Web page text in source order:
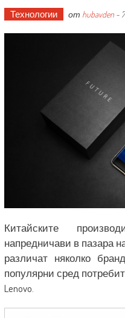
Технологии от hubavden-
Китайските
напредничави в пазара
различат няколко
популярни сред
Lenovo.